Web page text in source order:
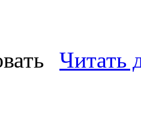
Читать